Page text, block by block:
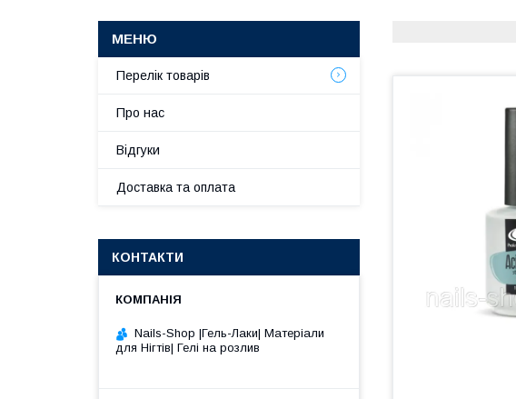
Перелік товарів
Про нас
Відгуки
Доставка та оплата
КОНТАКТИ
Nails-Shop |Гель-Лаки| Матеріали
для Нігтів| Гелі на розлив